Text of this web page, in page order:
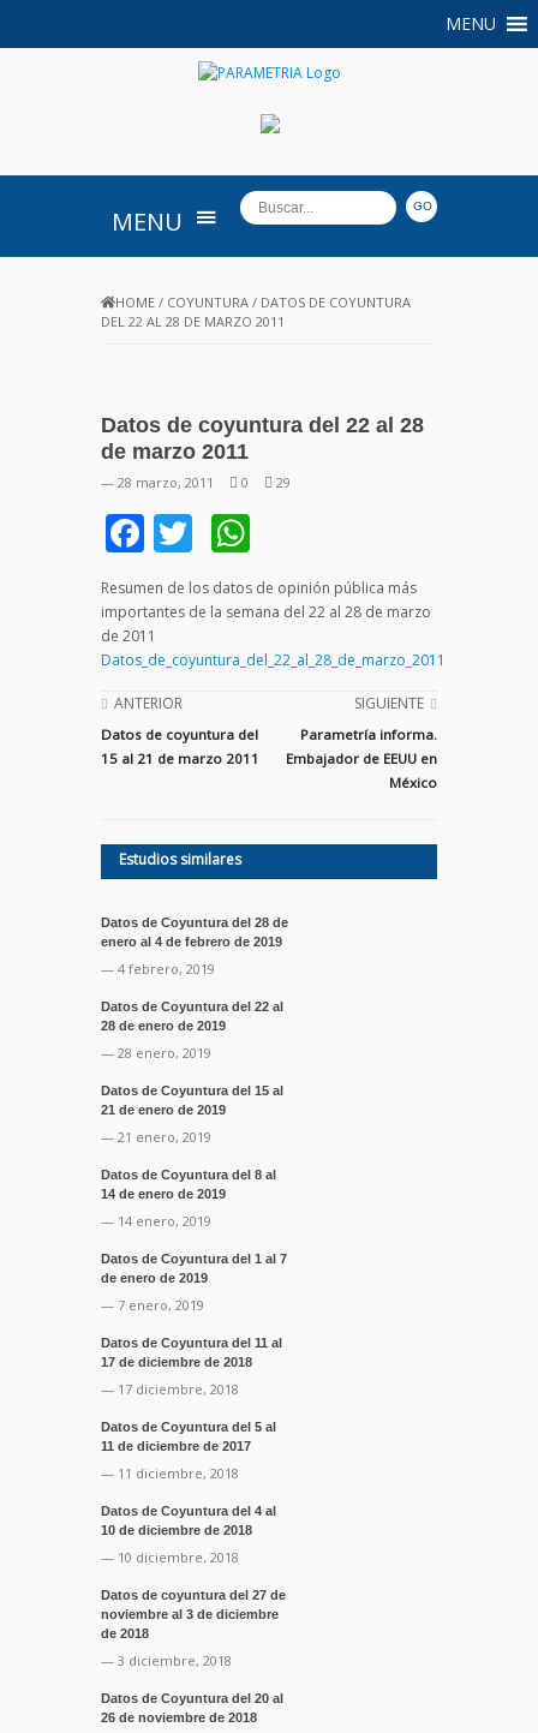
MENU
PARAMETRIA
MENU
HOME / COYUNTURA / DATOS DE COYUNTURA
DEL 22 AL 28 DE MARZO 2011
Datos de coyuntura del 22 al 28
de marzo 2011
— 28 marzo, 2011 0 29
Facebook
Twitter
Resumen de los datos de opinión pública más
importantes de la semana del 22 al 28 de marzo
de 2011
Datos_de_coyuntura_del_22_al_28_de_marzo_2011
ANTERIOR
Datos de coyuntura del
15 al 21 de marzo 2011
SIGUIENTE
Parametría informa.
Embajador de EEUU en
México
Estudios similares
Datos de Coyuntura del 28 de
enero al 4 de febrero de 2019
— 4 febrero, 2019
Datos de Coyuntura del 22 al
28 de enero de 2019
— 28 enero, 2019
Datos de Coyuntura del 15 al
21 de enero de 2019
— 21 enero, 2019
Datos de Coyuntura del 8 al
14 de enero de 2019
— 14 enero, 2019
Datos de Coyuntura del 1 al 7
de enero de 2019
— 7 enero, 2019
Datos de Coyuntura del 11 al
17 de diciembre de 2018
— 17 diciembre, 2018
Datos de Coyuntura del 5 al
11 de diciembre de 2017
— 11 diciembre, 2018
Datos de Coyuntura del 4 al
10 de diciembre de 2018
— 10 diciembre, 2018
Datos de coyuntura del 27 de
noviembre al 3 de diciembre
de 2018
— 3 diciembre, 2018
Datos de Coyuntura del 20 al
26 de noviembre de 2018